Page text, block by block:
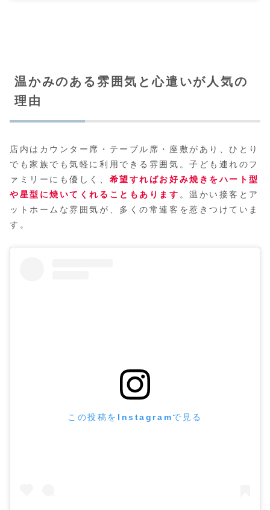
温かみのある雰囲気と心遣いが人気の
理由
店内はカウンター席・テーブル席・座敷があり、ひとり
でも家族でも気軽に利用できる雰囲気。子ども連れのフ
ァミリーにも優しく、 希望すればお好み焼きをハート型
や星型に焼いてくれることもあります 。温かい接客とア
ットホームな雰囲気が、多くの常連客を惹きつけていま
す。
この投稿をInstagramで見る